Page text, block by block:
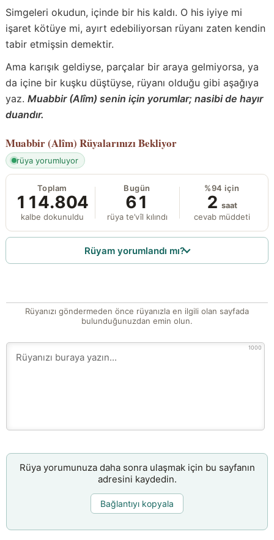
Simgeleri okudun, içinde bir his kaldı. O his iyiye mi
işaret kötüye mi, ayırt edebiliyorsan rüyanı zaten kendin
tabir etmişsin demektir.
Ama karışık geldiyse, parçalar bir araya gelmiyorsa, ya
da içine bir kuşku düştüyse, rüyanı olduğu gibi aşağıya
yaz. Muabbir (Alîm) senin için yorumlar; nasibi de hayır
duandır.
Muabbir (Alîm) Rüyalarınızı Bekliyor
rüya yorumluyor
Toplam
114.804
kalbe dokunuldu
Bugün
61
rüya te’vîl kılındı
%94 için
2 saat
cevab müddeti
Rüyam yorumlandı mı?
Rüyanızı göndermeden önce rüyanızla en ilgili olan sayfada
bulunduğunuzdan emin olun.
1000
Rüya yorumunuza daha sonra ulaşmak için bu sayfanın
adresini kaydedin.
Bağlantıyı kopyala